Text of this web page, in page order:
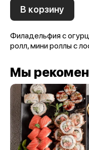
В корзину
Филадельфия с
ролл, мини роллы с
Мы